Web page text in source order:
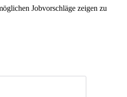
Jobvorschläge zeigen zu